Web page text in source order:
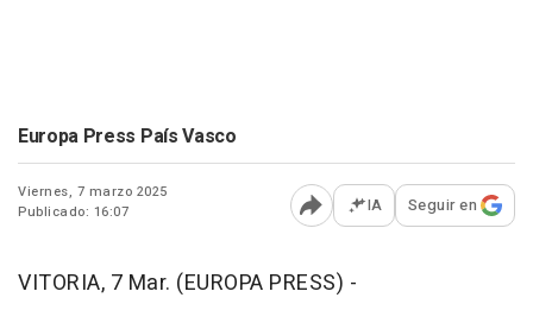
Europa Press País Vasco
Viernes, 7 marzo 2025
Publicado: 16:07
Abrir opciones para
IA Seguir en
VITORIA, 7 Mar. (EUROPA PRESS) -